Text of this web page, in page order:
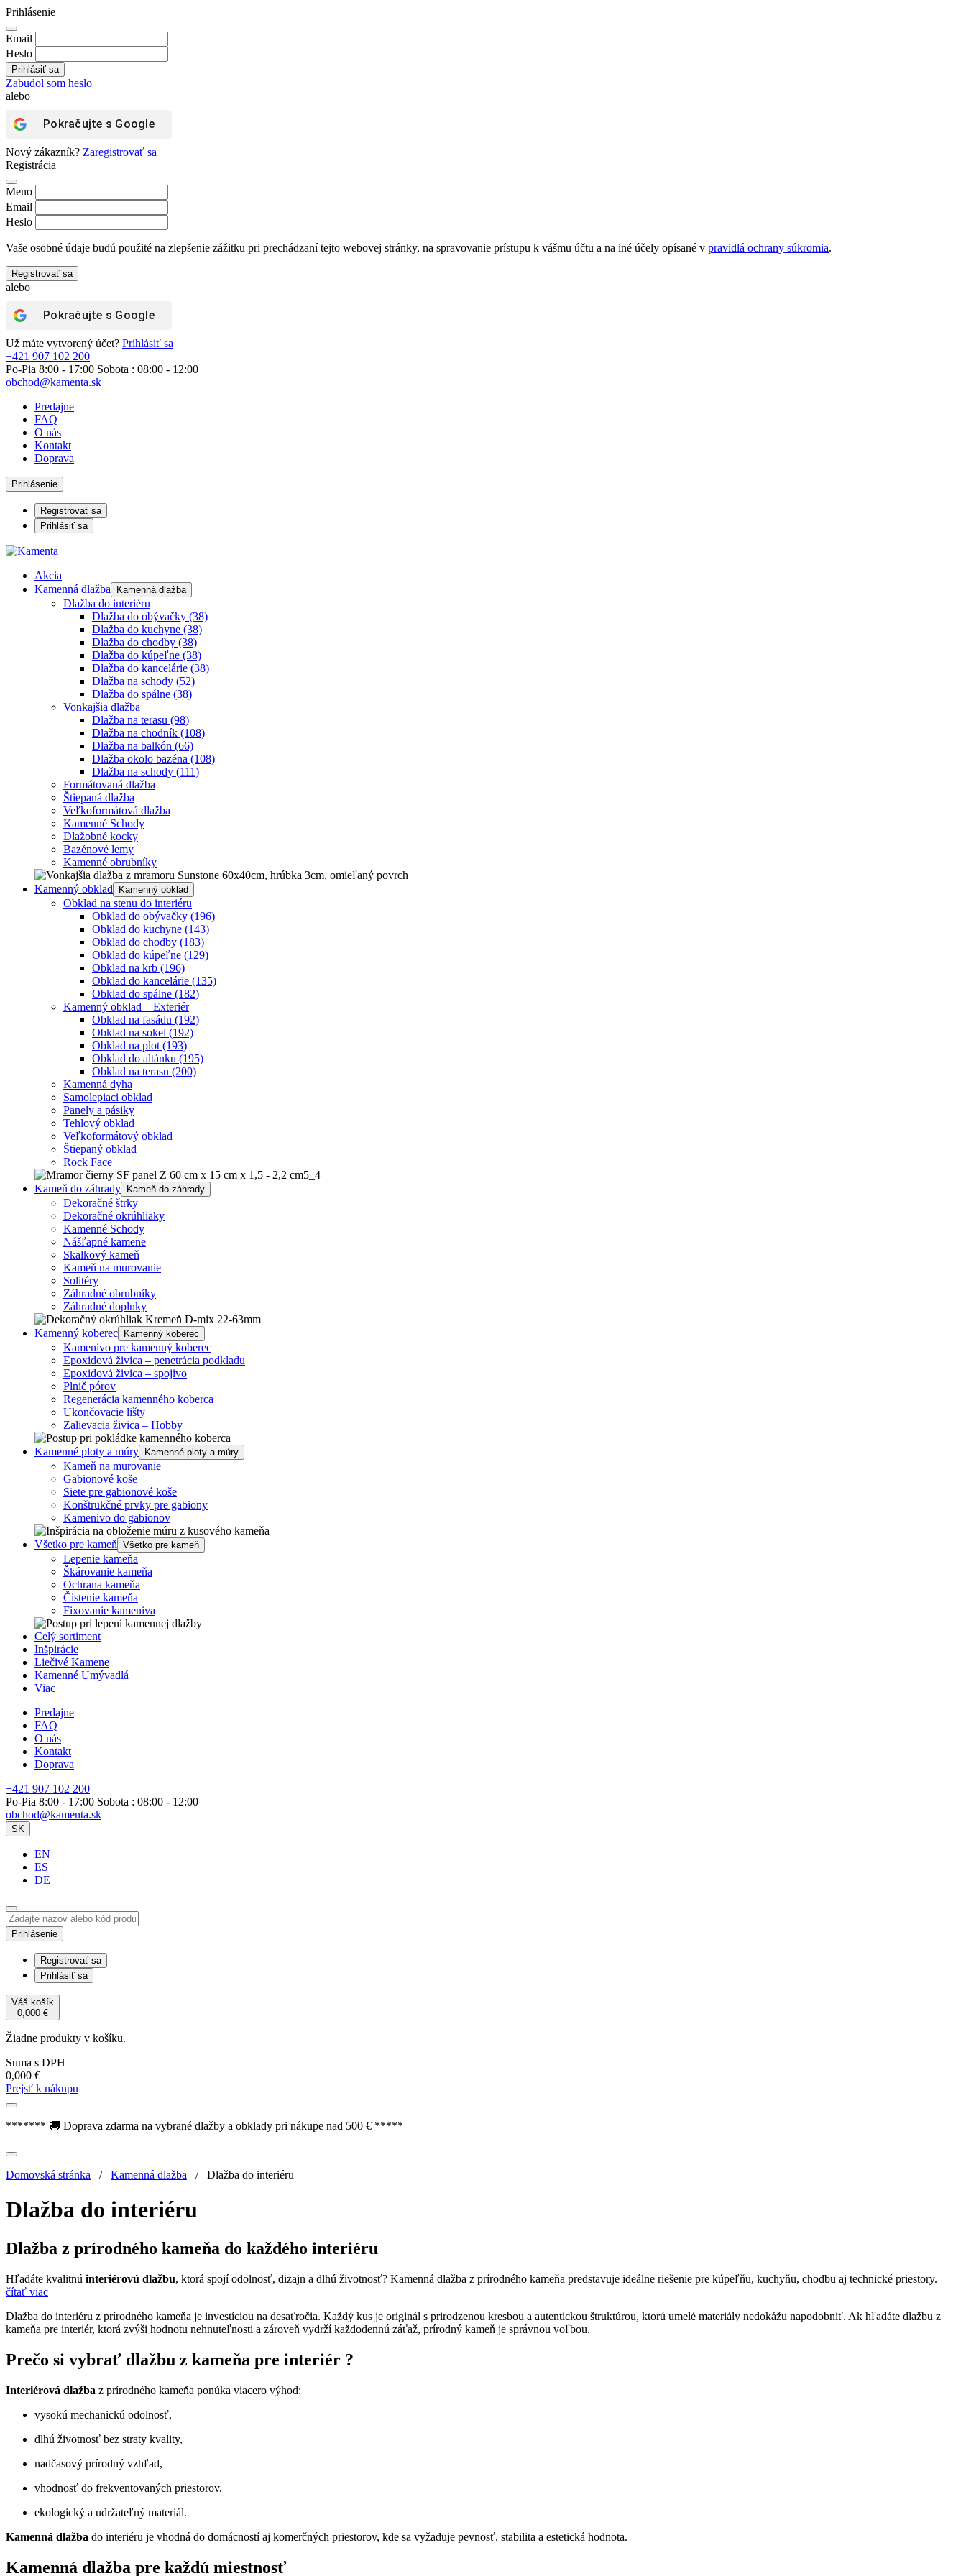
Prihlásenie
Email
Heslo
Zabudol som heslo
alebo
Pokračujte s Google
Nový zákazník? Zaregistrovať sa
Registrácia
Meno
Email
Heslo
Vaše osobné údaje budú použité na zlepšenie zážitku pri prechádzaní tejto webovej stránky, na spravovanie prístupu k vášmu účtu a na iné účely opísané v pravidlá ochrany súkromia.
Registrovať sa
alebo
Pokračujte s Google
Už máte vytvorený účet? Prihlásiť sa
+421 907 102 200
Po-Pia 8:00 - 17:00 Sobota : 08:00 - 12:00
obchod@kamenta.sk
Predajne
FAQ
O nás
Kontakt
Doprava
Prihlásenie
Registrovať sa
Prihlásiť sa
Akcia
Kamenná dlažba
Kamenná dlažba
Dlažba do interiéru
Dlažba do obývačky (38)
Dlažba do kuchyne (38)
Dlažba do chodby (38)
Dlažba do kúpeľne (38)
Dlažba do kancelárie (38)
Dlažba na schody (52)
Dlažba do spálne (38)
Vonkajšia dlažba
Dlažba na terasu (98)
Dlažba na chodník (108)
Dlažba na balkón (66)
Dlažba okolo bazéna (108)
Dlažba na schody (111)
Formátovaná dlažba
Štiepaná dlažba
Veľkoformátová dlažba
Kamenné Schody
Dlažobné kocky
Bazénové lemy
Kamenné obrubníky
Kamenný obklad Kamenný obklad
Obklad na stenu do interiéru
Obklad do obývačky (196)
Obklad do kuchyne (143)
Obklad do chodby (183)
Obklad do kúpeľne (129)
Obklad na krb (196)
Obklad do kancelárie (135)
Obklad do spálne (182)
Kamenný obklad – Exteriér
Obklad na fasádu (192)
Obklad na sokel (192)
Obklad na plot (193)
Obklad do altánku (195)
Obklad na terasu (200)
Kamenná dyha
Samolepiaci obklad
Panely a pásiky
Tehlový obklad
Veľkoformátový obklad
Štiepaný obklad
Rock Face
Kameň do záhrady Kameň do záhrady
Dekoračné štrky
Dekoračné okrúhliaky
Kamenné Schody
Nášľapné kamene
Skalkový kameň
Kameň na murovanie
Solitéry
Záhradné obrubníky
Záhradné doplnky
Kamenný koberec Kamenný koberec
Kamenivo pre kamenný koberec
Epoxidová živica – penetrácia podkladu
Epoxidová živica – spojivo
Plnič pórov
Regenerácia kamenného koberca
Ukončovacie lišty
Zalievacia živica – Hobby
Kamenné ploty a múry Kamenné ploty a múry
Kameň na murovanie
Gabionové koše
Siete pre gabionové koše
Konštrukčné prvky pre gabiony
Kamenivo do gabionov
Všetko pre kameň Všetko pre kameň
Lepenie kameňa
Škárovanie kameňa
Ochrana kameňa
Čistenie kameňa
Fixovanie kameniva
Celý sortiment
Inšpirácie
Liečivé Kamene
Kamenné Umývadlá
Viac
Predajne
FAQ
O nás
Kontakt
Doprava
+421 907 102 200
Po-Pia 8:00 - 17:00 Sobota : 08:00 - 12:00
obchod@kamenta.sk
SK
EN
ES
DE
Prihlásenie
Registrovať sa
Prihlásiť sa
Váš košík
0,000 €
Žiadne produkty v košíku.
Suma s DPH
0,000 €
Prejsť k nákupu
******* 🚚 Doprava zdarma na vybrané dlažby a obklady pri nákupe nad 500 € *****
Domovská stránka / Kamenná dlažba / Dlažba do interiéru
Dlažba do interiéru
Dlažba z prírodného kameňa do každého interiéru
Hľadáte kvalitnú interiérovú dlažbu, ktorá spojí odolnosť, dizajn a dlhú životnosť? Kamenná dlažba z prírodného kameňa predstavuje ideálne riešenie pre kúpeľňu, kuchyňu, chodbu aj technické priestory.
čítať viac
Dlažba do interiéru z prírodného kameňa je investíciou na desaťročia. Každý kus je originál s prirodzenou kresbou a autentickou štruktúrou, ktorú umelé materiály nedokážu napodobniť. Ak hľadáte dlažbu z
kameňa pre interiér, ktorá zvýši hodnotu nehnuteľnosti a zároveň vydrží každodennú záťaž, prírodný kameň je správnou voľbou.
Prečo si vybrať dlažbu z kameňa pre interiér ?
Interiérová dlažba z prírodného kameňa ponúka viacero výhod:
vysokú mechanickú odolnosť,
dlhú životnosť bez straty kvality,
nadčasový prírodný vzhľad,
vhodnosť do frekventovaných priestorov,
ekologický a udržateľný materiál.
Kamenná dlažba do interiéru je vhodná do domácností aj komerčných priestorov, kde sa vyžaduje pevnosť, stabilita a estetická hodnota.
Kamenná dlažba pre každú miestnosť